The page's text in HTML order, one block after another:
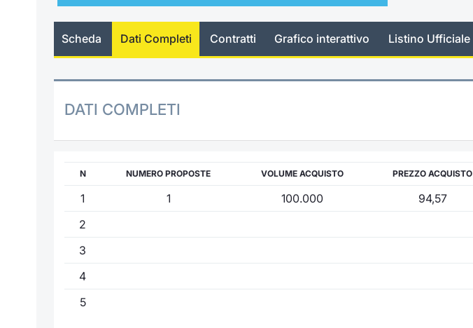
Scheda Dati Completi Contratti Grafico interattivo Listino Ufficiale
DATI COMPLETI
N NUMERO PROPOSTE VOLUME ACQUISTO PREZZO ACQUISTO
1 1 100.000 94,57
2
3
4
5